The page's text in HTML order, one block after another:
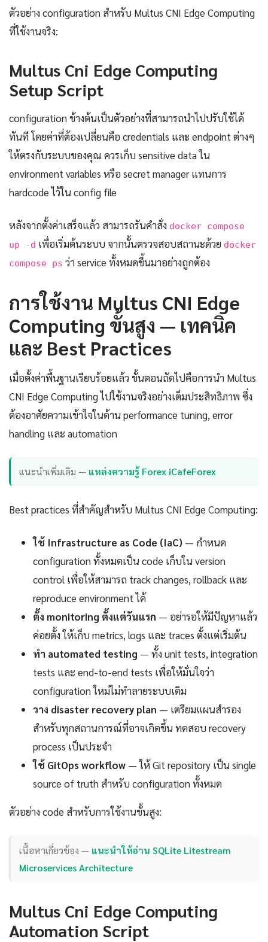
ตัวอย่าง configuration สำหรับ Multus CNI Edge Computing
ที่ใช้งานจริง:
Multus Cni Edge Computing
Setup Script
configuration ข้างต้นเป็นตัวอย่างที่สามารถนำไปปรับใช้ได้
ทันที โดยค่าที่ต้องเปลี่ยนคือ credentials และ endpoint ต่างๆ
ให้ตรงกับระบบของคุณ ควรเก็บ sensitive data ใน
environment variables หรือ secret manager แทนการ
hardcode ไว้ใน config file
หลังจากตั้งค่าเสร็จแล้ว สามารถรันคำสั่ง docker compose
up -d เพื่อเริ่มต้นระบบ จากนั้นตรวจสอบสถานะด้วย docker
compose ps ว่า service ทั้งหมดขึ้นมาอย่างถูกต้อง
การใช้งาน Multus CNI Edge
Computing ขั้นสูง — เทคนิค
และ Best Practices
เมื่อตั้งค่าพื้นฐานเรียบร้อยแล้ว ขั้นตอนถัดไปคือการนำ Multus
CNI Edge Computing ไปใช้งานจริงอย่างเต็มประสิทธิภาพ ซึ่ง
ต้องอาศัยความเข้าใจในด้าน performance tuning, error
handling และ automation
แนะนำเพิ่มเติม — แหล่งความรู้ Forex iCafeForex
Best practices ที่สำคัญสำหรับ Multus CNI Edge Computing:
ใช้ Infrastructure as Code (IaC) — กำหนด
configuration ทั้งหมดเป็น code เก็บใน version
control เพื่อให้สามารถ track changes, rollback และ
reproduce environment ได้
ตั้ง monitoring ตั้งแต่วันแรก — อย่ารอให้มีปัญหาแล้ว
ค่อยตั้ง ให้เก็บ metrics, logs และ traces ตั้งแต่เริ่มต้น
ทำ automated testing — ทั้ง unit tests, integration
tests และ end-to-end tests เพื่อให้มั่นใจว่า
configuration ใหม่ไม่ทำลายระบบเดิม
วาง disaster recovery plan — เตรียมแผนสำรอง
สำหรับทุกสถานการณ์ที่อาจเกิดขึ้น ทดสอบ recovery
process เป็นประจำ
ใช้ GitOps workflow — ให้ Git repository เป็น single
source of truth สำหรับ configuration ทั้งหมด
ตัวอย่าง code สำหรับการใช้งานขั้นสูง:
เนื้อหาเกี่ยวข้อง — แนะนำให้อ่าน SQLite Litestream
Microservices Architecture
Multus Cni Edge Computing
Automation Script